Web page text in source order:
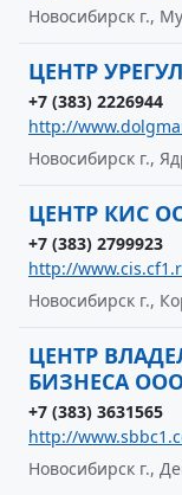
Новосибирск г.,
ЦЕНТР
+7 (383) 2226944
http://
Новосибирск г.,
ЦЕНТР КИС
+7 (383) 2799923
http://
Новосибирск г.,
ЦЕНТР
БИЗНЕСА
+7 (383) 3631565
http://
Новосибирск г.,